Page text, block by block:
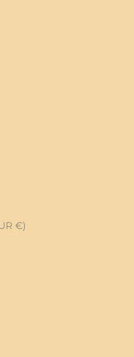
Emiratos Árabes Unidos (EUR €)